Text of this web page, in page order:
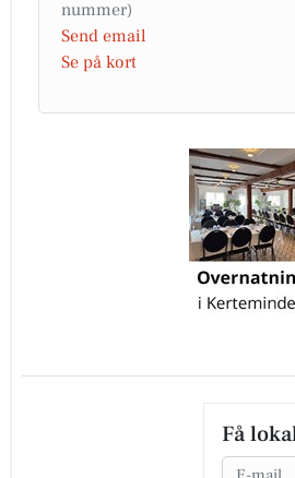
Send email
Se på kort
Få
Email